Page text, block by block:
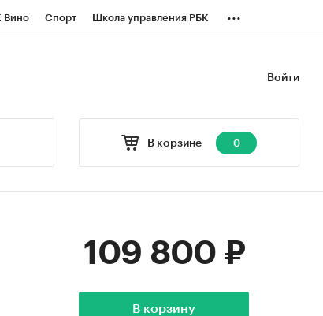
Вино Спорт Школа управления РБК ...
Войти
В корзине 0
109 800 ₽
В корзину